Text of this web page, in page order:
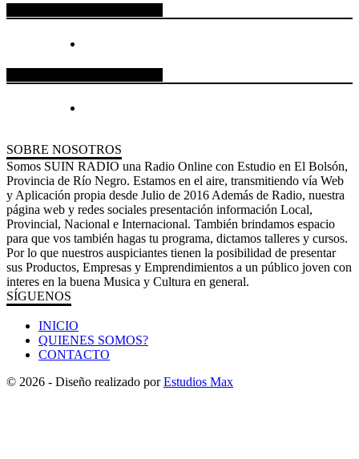
SOBRE NOSOTROS
Somos SUIN RADIO una Radio Online con Estudio en El Bolsón,
Provincia de Río Negro. Estamos en el aire, transmitiendo vía Web
y Aplicación propia desde Julio de 2016 Además de Radio, nuestra
página web y redes sociales presentación información Local,
Provincial, Nacional e Internacional. También brindamos espacio
para que vos también hagas tu programa, dictamos talleres y cursos.
Por lo que nuestros auspiciantes tienen la posibilidad de presentar
sus Productos, Empresas y Emprendimientos a un público joven con
interes en la buena Musica y Cultura en general.
SÍGUENOS
INICIO
QUIENES SOMOS?
CONTACTO
© 2026 - Diseño realizado porEstudios Max